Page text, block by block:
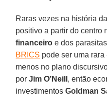
Raras vezes na história
positivo a partir do centro
financeiro e dos
BRICS pode ser uma
menos no plano
porJim O’Neill , então
investimentosGoldman